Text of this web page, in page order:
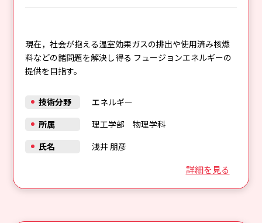
現在，社会が抱える温室効果ガスの排出や使用済み核燃
料などの諸問題を解決し得る フュージョンエネルギーの
提供を目指す。
詳細を見る
技術分野
エネルギー
所属
理工学部 物理学科
氏名
浅井 朋彦